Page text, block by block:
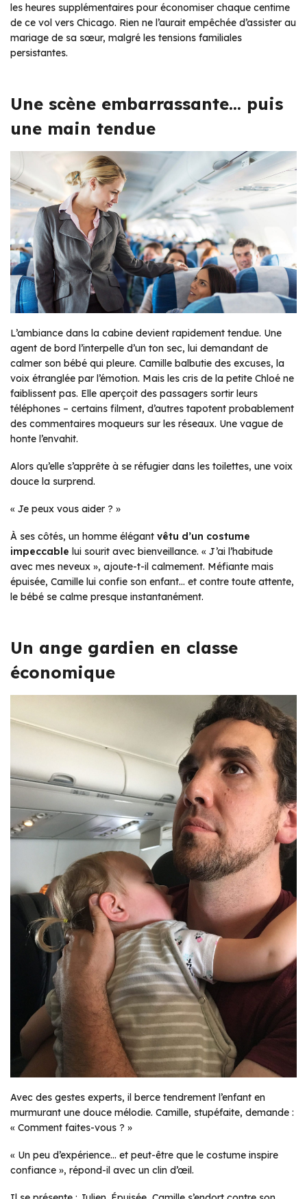
les heures supplémentaires pour économiser chaque centime
de ce vol vers Chicago. Rien ne l’aurait empêchée d’assister au
mariage de sa sœur, malgré les tensions familiales
persistantes.
Une scène embarrassante… puis
une main tendue
L’ambiance dans la cabine devient rapidement tendue. Une
agent de bord l’interpelle d’un ton sec, lui demandant de
calmer son bébé qui pleure. Camille balbutie des excuses, la
voix étranglée par l’émotion. Mais les cris de la petite Chloé ne
faiblissent pas. Elle aperçoit des passagers sortir leurs
téléphones – certains filment, d’autres tapotent probablement
des commentaires moqueurs sur les réseaux. Une vague de
honte l’envahit.
Alors qu’elle s’apprête à se réfugier dans les toilettes, une voix
douce la surprend.
« Je peux vous aider ? »
À ses côtés, un homme élégant vêtu d’un costume
impeccable lui sourit avec bienveillance. « J’ai l’habitude
avec mes neveux », ajoute-t-il calmement. Méfiante mais
épuisée, Camille lui confie son enfant… et contre toute attente,
le bébé se calme presque instantanément.
Un ange gardien en classe
économique
Avec des gestes experts, il berce tendrement l’enfant en
murmurant une douce mélodie. Camille, stupéfaite, demande :
« Comment faites-vous ? »
« Un peu d’expérience… et peut-être que le costume inspire
confiance », répond-il avec un clin d’œil.